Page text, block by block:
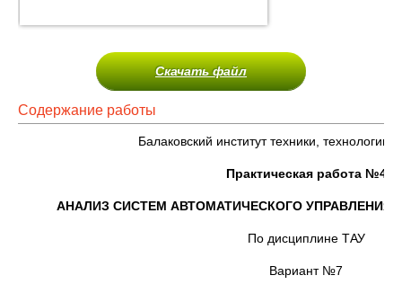
Скачать файл
Содержание работы
Балаковский институт техники, технологии
Практическая работа №4
АНАЛИЗ СИСТЕМ АВТОМАТИЧЕСКОГО УПРАВЛЕНИЯ
По дисциплине ТАУ
Вариант №7